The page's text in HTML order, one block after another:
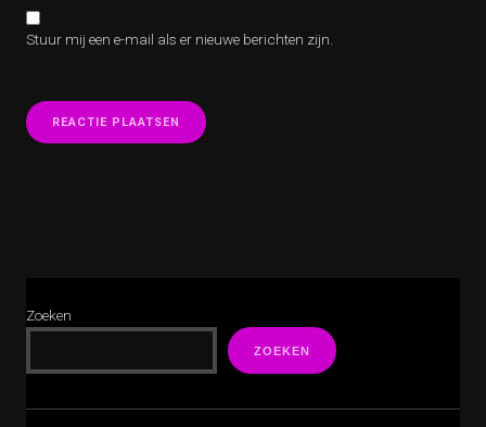
Stuur mij een e-mail als er nieuwe berichten zijn.
Zoeken
ZOEKEN